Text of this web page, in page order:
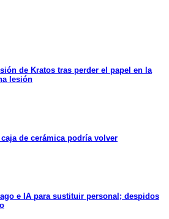
de Kratos tras perder el papel en la
lesión
de cerámica podría volver
e IA para sustituir personal; despidos